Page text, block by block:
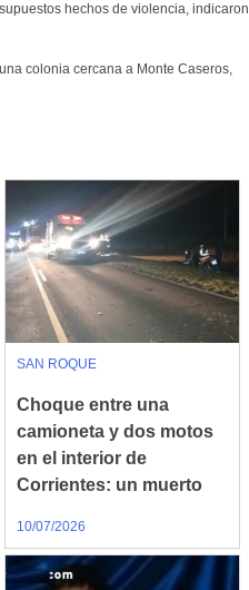
hechos de violencia, indicaron
colonia cercana a Monte Caseros,
SAN ROQUE
Choque entre una
camioneta y dos motos
en el interior de
Corrientes: un muerto
10/07/2026